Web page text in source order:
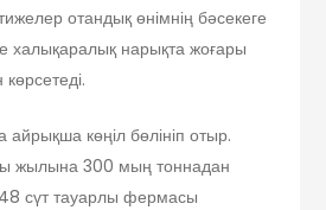
отандық өнімнің бәсекеге
халықаралық нарықта жоғары
айрықша көңіл бөлініп отыр.
жылына 300 мың тоннадан
сүт тауарлы фермасы